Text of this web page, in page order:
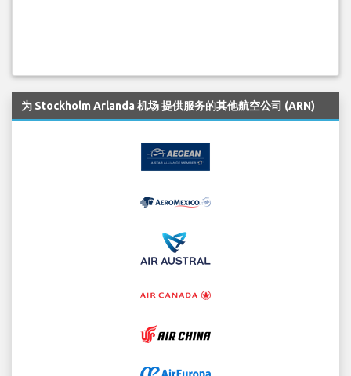
为 Stockholm Arlanda 机场 提供服务的其他航空公司 (ARN)